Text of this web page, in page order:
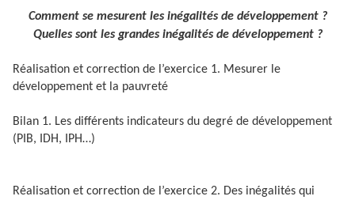
Comment se mesurent les inégalités de développement ?
Quelles sont les grandes inégalités de développement ?
Réalisation et correction de l’exercice 1. Mesurer le
développement et la pauvreté
Bilan 1. Les différents indicateurs du degré de développement
(PIB, IDH, IPH…)
Réalisation et correction de l’exercice 2. Des inégalités qui